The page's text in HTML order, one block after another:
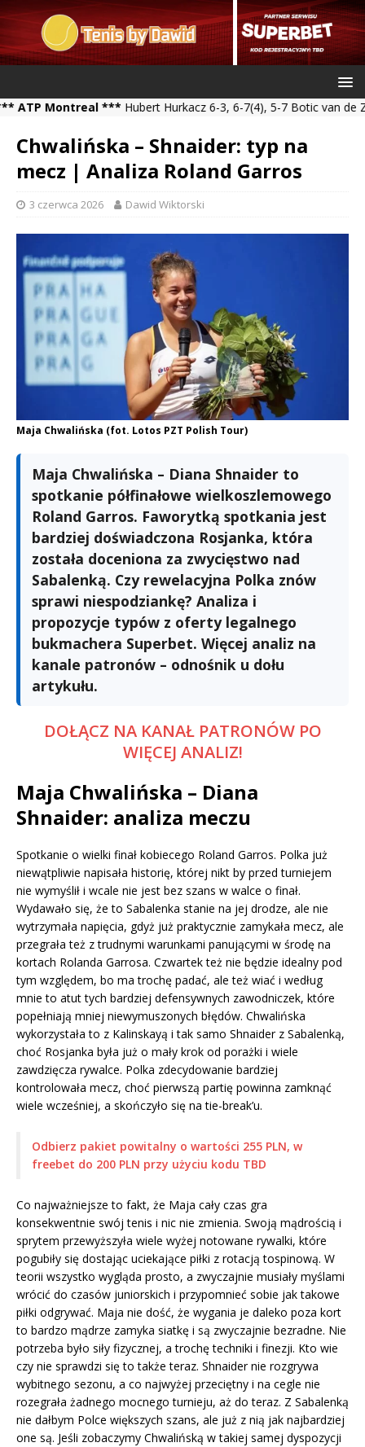
Montreal ***Hubert Hurkacz 6-3, 6-7(4), 5-7 Botic van de
Chwalińska – Shnaider: typ na
mecz | Analiza Roland Garros
3 czerwca 2026 Dawid Wiktorski
Maja Chwalińska (fot. Lotos PZT Polish Tour)
Maja Chwalińska – Diana Shnaider to
spotkanie półfinałowe wielkoszlemowego
Roland Garros. Faworytką spotkania jest
bardziej doświadczona Rosjanka, która
została doceniona za zwycięstwo nad
Sabalenką. Czy rewelacyjna Polka znów
sprawi niespodziankę? Analiza i
propozycje typów z oferty legalnego
bukmachera Superbet. Więcej analiz na
kanale patronów – odnośnik u dołu
artykułu.
DOŁĄCZ NA KANAŁ PATRONÓW PO
WIĘCEJ ANALIZ!
Maja Chwalińska – Diana
Shnaider: analiza meczu
Spotkanie o wielki finał kobiecego Roland Garros. Polka już
niewątpliwie napisała historię, której nikt by przed turniejem
nie wymyślił i wcale nie jest bez szans w walce o finał.
Wydawało się, że to Sabalenka stanie na jej drodze, ale nie
wytrzymała napięcia, gdyż już praktycznie zamykała mecz, ale
przegrała też z trudnymi warunkami panującymi w środę na
kortach Rolanda Garrosa. Czwartek też nie będzie idealny pod
tym względem, bo ma trochę padać, ale też wiać i według
mnie to atut tych bardziej defensywnych zawodniczek, które
popełniają mniej niewymuszonych błędów. Chwalińska
wykorzystała to z Kalinskayą i tak samo Shnaider z Sabalenką,
choć Rosjanka była już o mały krok od porażki i wiele
zawdzięcza rywalce. Polka zdecydowanie bardziej
kontrolowała mecz, choć pierwszą partię powinna zamknąć
wiele wcześniej, a skończyło się na tie-break’u.
Odbierz pakiet powitalny o wartości 255 PLN, w
freebet do 200 PLN przy użyciu kodu TBD
Co najważniejsze to fakt, że Maja cały czas gra
konsekwentnie swój tenis i nic nie zmienia. Swoją mądrością i
sprytem przewyższyła wiele wyżej notowane rywalki, które
pogubiły się dostając uciekające piłki z rotacją tospinową. W
teorii wszystko wygląda prosto, a zwyczajnie musiały myślami
wrócić do czasów juniorskich i przypomnieć sobie jak takowe
piłki odgrywać. Maja nie dość, że wygania je daleko poza kort
to bardzo mądrze zamyka siatkę i są zwyczajnie bezradne. Nie
potrzeba było siły fizycznej, a trochę techniki i finezji. Kto wie
czy nie sprawdzi się to także teraz. Shnaider nie rozgrywa
wybitnego sezonu, a co najwyżej przeciętny i na cegle nie
rozegrała żadnego mocnego turnieju, aż do teraz. Z Sabalenką
nie dałbym Polce większych szans, ale już z nią jak najbardziej
one są. Jeśli zobaczymy Chwalińską w takiej samej dyspozycji